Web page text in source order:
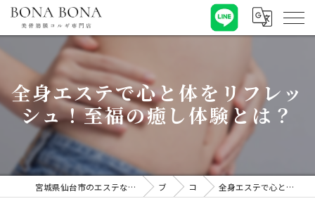
全身エステで心と体をリフレッ
シュ！至福の癒し体験とは？
宮城県仙台市のエステならBONA BONA 【ボナボナ】美骨筋膜コルギ専門店 ブログ コラム 全身エステで心と体をリフレッシュ！至福の癒し体験とは？